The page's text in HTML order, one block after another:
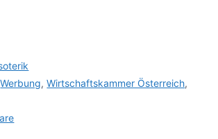
Werbung,Wirtschaftskammer Österreich,